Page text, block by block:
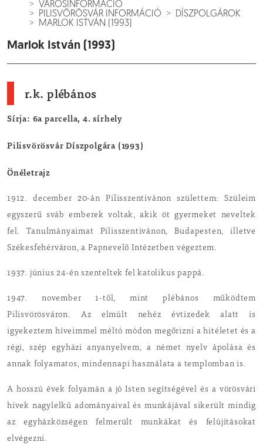
VÁROSINFORMÁCIÓ
PILISVÖRÖSVÁR INFORMÁCIÓ
DÍSZPOLGÁROK
MARLOK ISTVÁN (1993)
Marlok István (1993)
r.k. plébános
Sírja: 6a parcella, 4. sírhely
Pilisvörösvár Díszpolgára (1993)
Önéletrajz
1912. december 20-án Pilisszentivánon születtem: Szüleim
egyszerű sváb emberek voltak, akik öt gyermeket neveltek
fel. Tanulmányaimat Pilisszentivánon, Budapesten, illetve
Székesfehérváron, a Papnevelő Intézetben végeztem.
1937. június 24-én szenteltek fel katolikus pappá.
1947. november 1-től, mint plébános működtem
Pilisvörösváron. Az elmúlt nehéz évtizedek alatt is
igyekeztem híveimmel méltó módon megőrizni a hitéletet és a
régi, szép egyházi anyanyelvem, a német nyelv ápolása és
annak folyamatos, mindennapi használata a templomban is.
A hosszú évek folyamán a jó Isten segítségével és a vörösvári
hívek nagylelkű adományaival és munkájával sikerült mindig
az egyházközségen felmerült munkákat és felújításokat
elvégezni.